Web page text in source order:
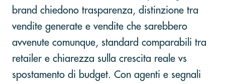
brand chiedono trasparenza, distinzione tra
vendite generate e vendite che sarebbero
avvenute comunque, standard comparabili tra
retailer e chiarezza sulla crescita reale vs
spostamento di budget. Con agenti e segnali